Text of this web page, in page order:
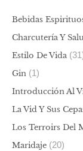
Bebidas
Charcutería Y
Estilo De Vida
Gin (1)
Introducción Al
La Vid Y Sus
Los Terroirs Del
Maridaje (20)